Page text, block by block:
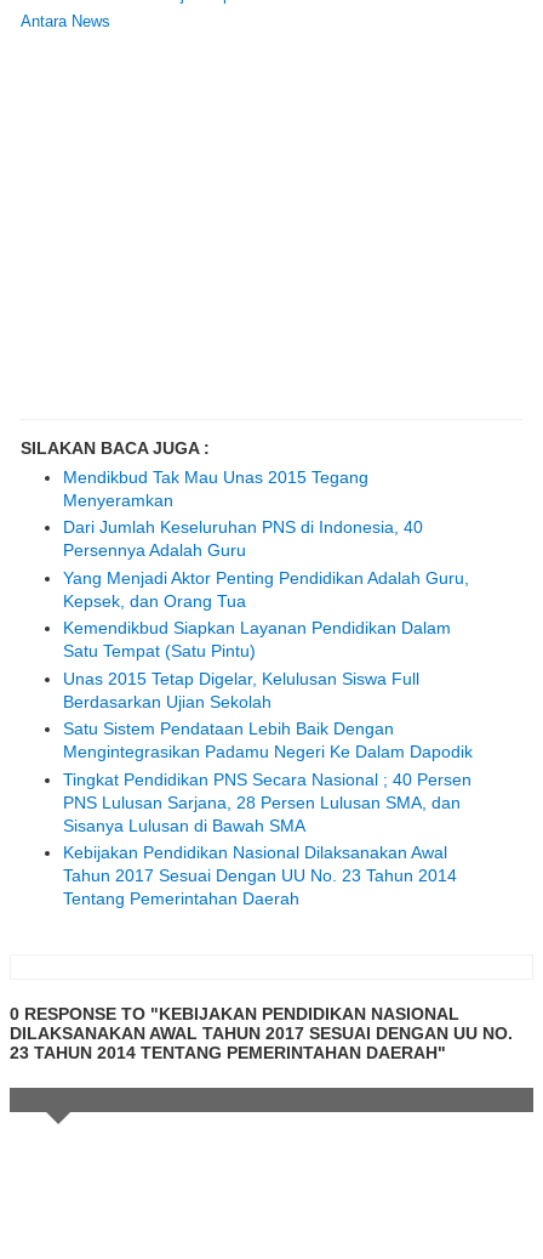
Antara News
SILAKAN BACA JUGA :
Mendikbud Tak Mau Unas 2015 Tegang
Menyeramkan
Dari Jumlah Keseluruhan PNS di Indonesia, 40
Persennya Adalah Guru
Yang Menjadi Aktor Penting Pendidikan Adalah Guru,
Kepsek, dan Orang Tua
Kemendikbud Siapkan Layanan Pendidikan Dalam
Satu Tempat (Satu Pintu)
Unas 2015 Tetap Digelar, Kelulusan Siswa Full
Berdasarkan Ujian Sekolah
Satu Sistem Pendataan Lebih Baik Dengan
Mengintegrasikan Padamu Negeri Ke Dalam Dapodik
Tingkat Pendidikan PNS Secara Nasional ; 40 Persen
PNS Lulusan Sarjana, 28 Persen Lulusan SMA, dan
Sisanya Lulusan di Bawah SMA
Kebijakan Pendidikan Nasional Dilaksanakan Awal
Tahun 2017 Sesuai Dengan UU No. 23 Tahun 2014
Tentang Pemerintahan Daerah
0 RESPONSE TO "KEBIJAKAN PENDIDIKAN NASIONAL
DILAKSANAKAN AWAL TAHUN 2017 SESUAI DENGAN UU NO.
23 TAHUN 2014 TENTANG PEMERINTAHAN DAERAH"